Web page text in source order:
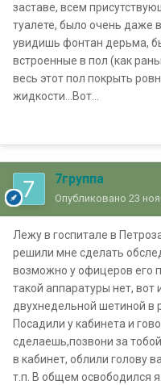
заставе, всем
туалете, было очень даже
увидишь фонтан дерьма,
встроенные в пол (как
весь этот пол покрыть
жидкости...Вот...
7группа
Опубликовано 23
Лежу в госпитале в
решили мне сделать
возможно у офицеров его
такой аппаратуры нет, вот
двухнедельной шетиной в
Посадили у кабинета и
сделаешь,позвони за
в кабинет, облили голову
т.п. В общем освободился